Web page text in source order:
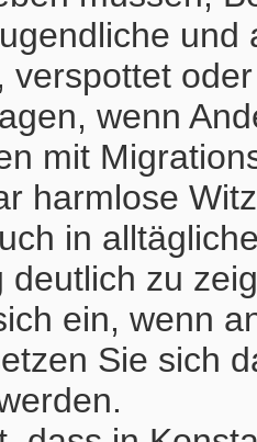
und
verspottet
wenn
mit
harmlose
in
deutlich zu
ein, wenn
Sie sich